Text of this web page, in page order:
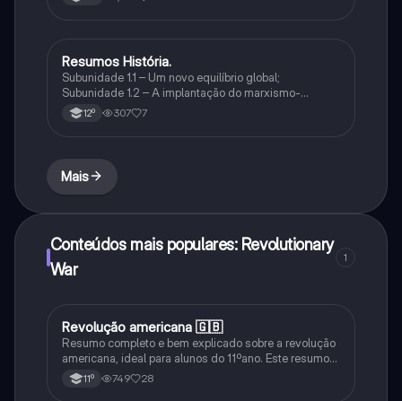
História
Resumos História.
Subunidade 1.1 – Um novo equilíbrio global;
Subunidade 1.2 – A implantação do marxismo-
leninismo na Rússia: a construção do modelo
soviético; Subunidade 1.3 – Mutações nos
12º 307 7
Mais
Conteúdos mais populares: Revolutionary
War
1
História
Revolução americana 🇬🇧
Resumo completo e bem explicado sobre a revolução
americana, ideal para alunos do 11ºano. Este resumo
aborda todos os pontos essenciais da matéria de
forma clara, organizada e fácil de compreender. 📝
11º 749 28